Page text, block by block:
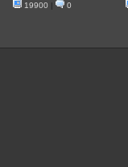
19900 | 0